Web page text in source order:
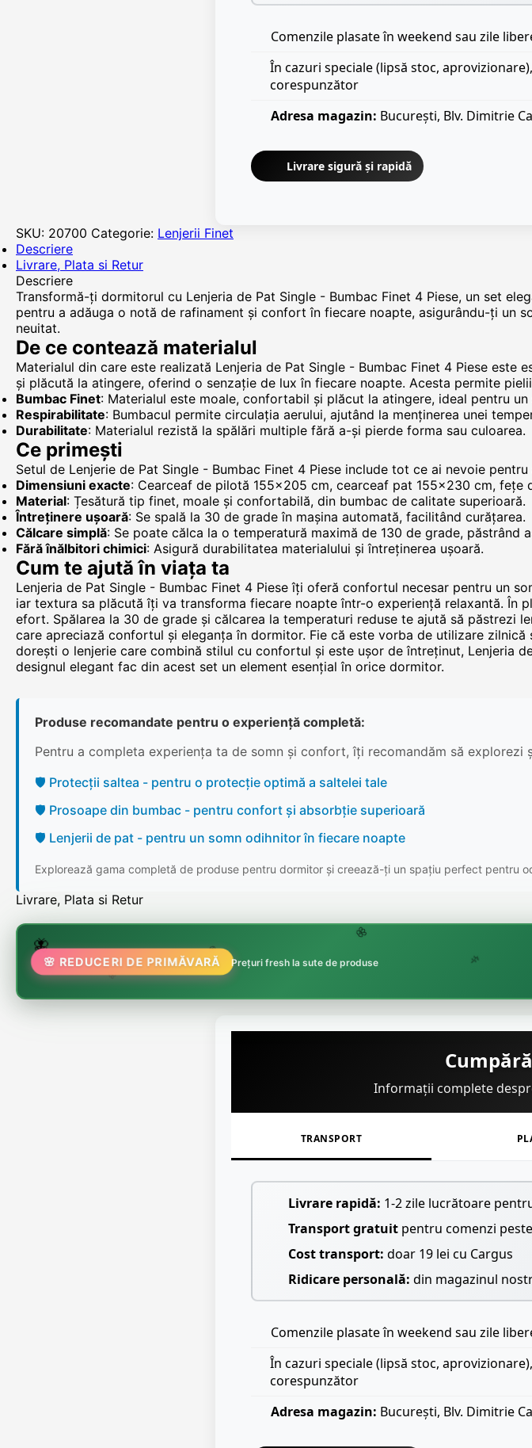
Comenzile plasate în weekend sau zile
În cazuri speciale (lipsă stoc,
corespunzător
Adresa magazin: București, Blv. Dimitrie
Livrare sigură și rapidă
SKU: 20700 Categorie: Lenjerii Finet
Descriere
Livrare, Plata si Retur
Descriere
Transformă-ți dormitorul cu Lenjeria de Pat Single - Bumbac Finet 4 Piese, un set
pentru a adăuga o notă de rafinament și confort în fiecare noapte, asigurându-ți
neuitat.
De ce contează materialul
Materialul din care este realizată Lenjeria de Pat Single - Bumbac Finet 4 Piese
și plăcută la atingere, oferind o senzație de lux în fiecare noapte. Acesta permite
Bumbac Finet: Materialul este moale, confortabil și plăcut la atingere, ideal pentru un
Respirabilitate: Bumbacul permite circulația aerului, ajutând la menținerea unei
Durabilitate: Materialul rezistă la spălări multiple fără a-și pierde forma sau culoarea.
Ce primești
Setul de Lenjerie de Pat Single - Bumbac Finet 4 Piese include tot ce ai nevoie
Dimensiuni exacte: Cearceaf de pilotă 155x205 cm, cearceaf pat 155x230 cm, fețe
Material: Țesătură tip finet, moale și confortabilă, din bumbac de calitate superioară.
Întreținere ușoară: Se spală la 30 de grade în mașina automată, facilitând curățarea.
Călcare simplă: Se poate călca la o temperatură maximă de 130 de grade, păstrând
Fără înălbitori chimici: Asigură durabilitatea materialului și întreținerea ușoară.
Cum te ajută în viața ta
Lenjeria de Pat Single - Bumbac Finet 4 Piese îți oferă confortul necesar pentru un
iar textura sa plăcută îți va transforma fiecare noapte într-o experiență relaxantă. În
efort. Spălarea la 30 de grade și călcarea la temperaturi reduse te ajută să
care apreciază confortul și eleganța în dormitor. Fie că este vorba de utilizare
dorești o lenjerie care combină stilul cu confortul și este ușor de întreținut, Lenjeria
designul elegant fac din acest set un element esențial în orice dormitor.
Produse recomandate pentru o experiență completă:
Pentru a completa experiența ta de somn și confort, îți recomandăm să explorezi
🛡️ Protecții saltea - pentru o protecție optimă a saltelei tale
🛡️ Prosoape din bumbac - pentru confort și absorbție superioară
🛡️ Lenjerii de pat - pentru un somn odihnitor în fiecare noapte
Explorează gama completă de produse pentru dormitor și creează-ți un spațiu perfect pentru
Livrare, Plata si Retur
🏵️
🌸
🌷
🦋
🌸 REDUCERI DE PRIMĂVARĂ Prețuri fresh la sute de produse
Informații complete
TRANSPORT
Livrare rapidă: 1-2 zile lucrătoare
Transport gratuit pentru comenzi
Cost transport: doar 19 lei cu Cargus
Ridicare personală: din magazinul
Comenzile plasate în weekend sau zile
În cazuri speciale (lipsă stoc,
corespunzător
Adresa magazin: București, Blv. Dimitrie